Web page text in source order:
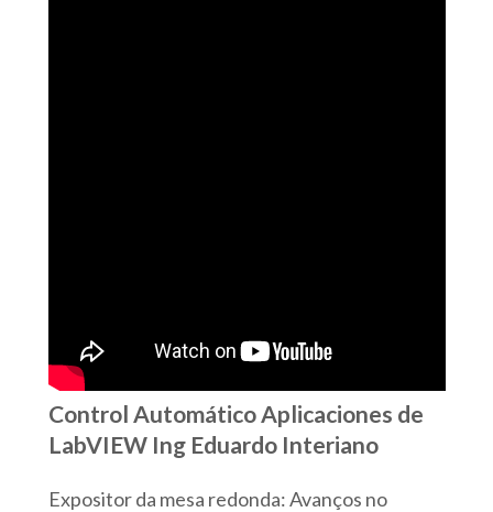
Control Automático Aplicaciones de
LabVIEW Ing Eduardo Interiano
Expositor da mesa redonda: Avanços no